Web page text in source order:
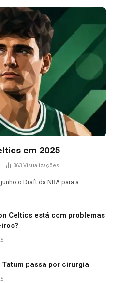
em 2025
363 Visualizações
o Draft da NBA para a
Celtics está com problemas
Tatum passa por cirurgia